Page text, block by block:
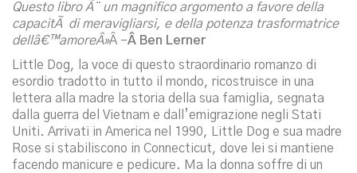
Questo libro Ã¨ un magnifico argomento a favore della
capacitÃ di meravigliarsi, e della potenza trasformatrice
dellâ€™amoreÂ»Â –Â Ben Lerner
Little Dog, la voce di questo straordinario romanzo di
esordio tradotto in tutto il mondo, ricostruisce in una
lettera alla madre la storia della sua famiglia, segnata
dalla guerra del Vietnam e dall’emigrazione negli Stati
Uniti. Arrivati in America nel 1990, Little Dog e sua madre
Rose si stabiliscono in Connecticut, dove lei si mantiene
facendo manicure e pedicure. Ma la donna soffre di un